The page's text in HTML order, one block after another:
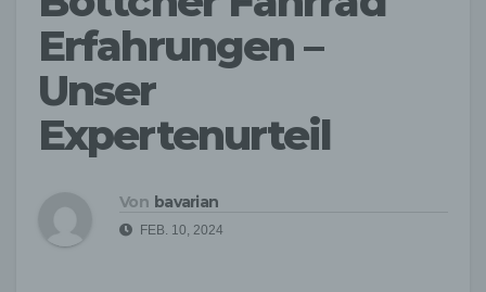
Erfahrungen –
Unser
Expertenurteil
Von bavarian
FEB. 10, 2024